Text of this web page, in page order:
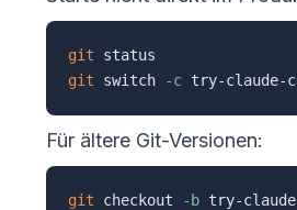
git
git switch -c
Für ältere Git-Versionen:
git checkout -b